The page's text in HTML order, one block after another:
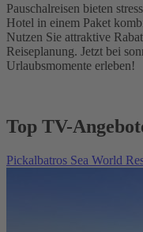
Pauschalreisen bieten
Hotel in einem Paket
Nutzen Sie attraktive
Reiseplanung. Jetzt bei
Urlaubsmomente erleben!
Top TV-
Pickalbatros Sea World